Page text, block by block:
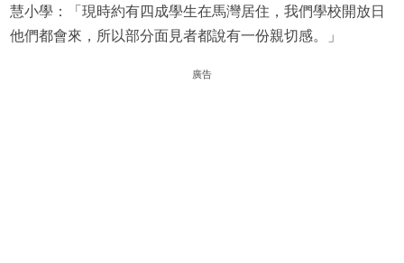
慧小學：「現時約有四成學生在馬灣居住，我們學校開放日
他們都會來，所以部分面見者都說有一份親切感。」
廣告